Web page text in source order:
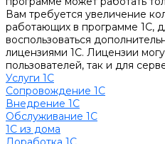
Вам требуется увеличение
работающих в программе 1С,
воспользоваться
лицензиями 1С. Лицензии
пользователей, так и для
Услуги 1С
Сопровождение 1С
Внедрение 1С
Обслуживание 1С
1С из дома